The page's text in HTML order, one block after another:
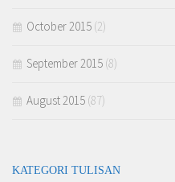
October 2015 (2)
September 2015 (8)
August 2015 (87)
KATEGORI TULISAN